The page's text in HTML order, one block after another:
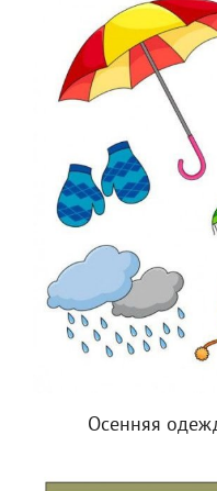
Осенняя